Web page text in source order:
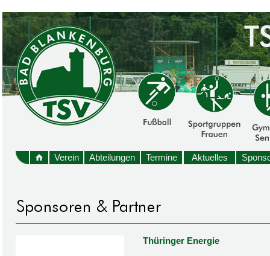
Verein Abteilungen Termine Aktuelles
Thüringer Energie